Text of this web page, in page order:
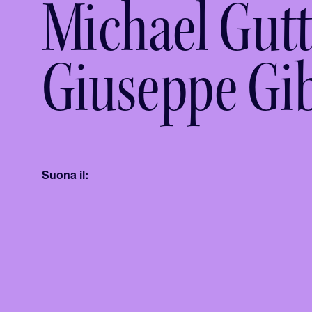
Michael
Giuseppe
Suona il: